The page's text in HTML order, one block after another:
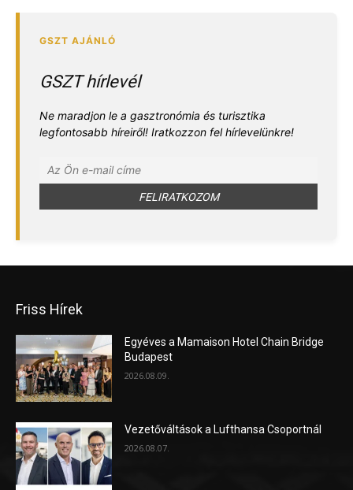
GSZT hírlevél
Ne maradjon le a gasztronómia és turisztika
legfontosabb híreiről! Iratkozzon fel hírlevelünkre!
Friss Hírek
Egyéves a Mamaison Hotel Chain Bridge
Budapest
2026.08.09.
Vezetőváltások a Lufthansa Csoportnál
2026.08.07.